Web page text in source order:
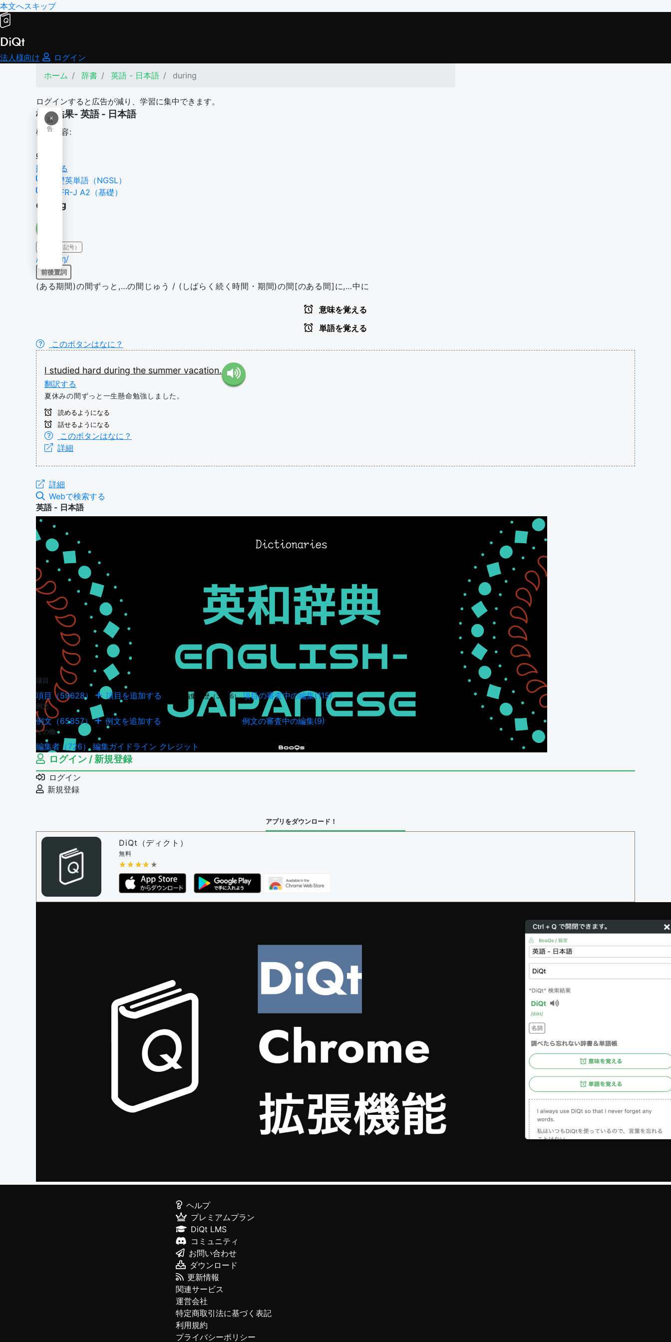
本文へスキップ
DiQt
法人様向け
ログイン
ホーム
辞書 英語 - 日本語 during
ログインすると広告が減り、学習に集中できます。
×
広
告
検索結果- 英語 - 日本語
検索内容:
during
翻訳する
基礎英単語（NGSL）
CEFR-J A2（基礎）
during
IPA（発音記号）
/djʊərɪŋ/
前後置詞
(ある期間)の間ずっと,…の間じゅう / (しばらく続く時間・期間)の間[のある間]に,…中に
意味を覚える
単語を覚える
このボタンはなに？
I studied hard during the summer vacation.
翻訳する
夏休みの間ずっと一生懸命勉強しました。
読めるようになる
話せるようになる
このボタンはなに？
詳細
詳細
Webで検索する
英語 - 日本語
項目
項目（59628） 項目を追加する 項目の編集履歴（34946） 項目の審査中の編集(115)
例文
例文（65857） 例文を追加する 例文の審査中の編集(9)
その他
編集者（726）編集ガイドライン クレジット
ログイン / 新規登録
ログイン
新規登録
アプリをダウンロード！
DiQt（ディクト）
無料
★★★★★
★★★★★
ヘルプ
プレミアムプラン
DiQt LMS
コミュニティ
お問い合わせ
ダウンロード
更新情報
関連サービス
運営会社
特定商取引法に基づく表記
利用規約
プライバシーポリシー